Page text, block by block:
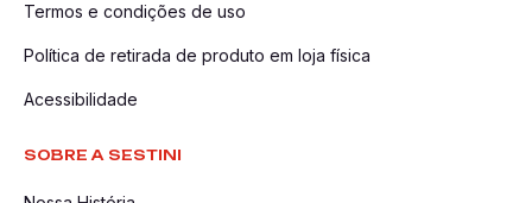
Termos e condições de uso
Política de retirada de produto em loja física
Acessibilidade
SOBRE A SESTINI